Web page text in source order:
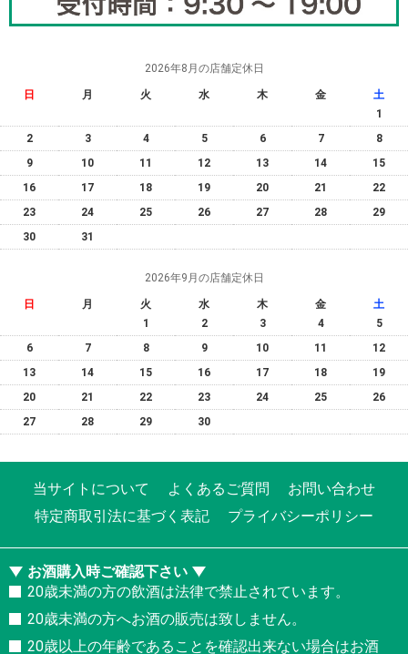
2026年8月の店舗定休日
日 月 火 水 木 金
土
1
2
3 4 5 6 7
8
9
10 11 12 13 14
15
16
17 18 19 20 21
22
23
24 25 26 27 28
29
30
31
2026年9月の店舗定休日
日 月 火 水 木 金
土
1
2 3 4
5
6
7 8 9 10 11
12
13
14 15 16 17 18
19
20
21 22 23 24 25
26
27
28 29 30
当サイトについて よくあるご質問
お問い合わせ
特定商取引法に基づく表記
プライバシーポリシー
お酒購入時ご確認下さい
20歳未満の方の飲酒は法律で禁止されています。
20歳未満の方へお酒の販売は致しません。
20歳以上の年齢であることを確認出来ない場合はお酒